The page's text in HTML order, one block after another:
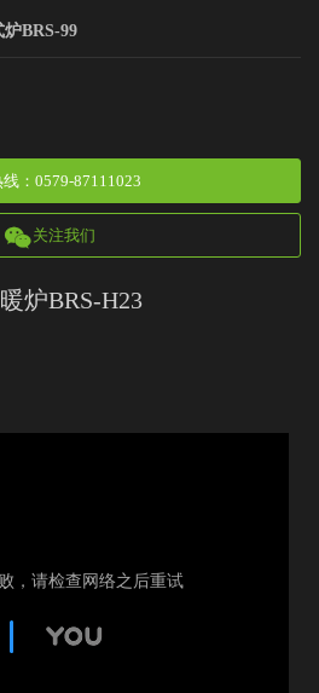
BRS-99
线： 0579-87111023
关注我们
炉BRS-H23